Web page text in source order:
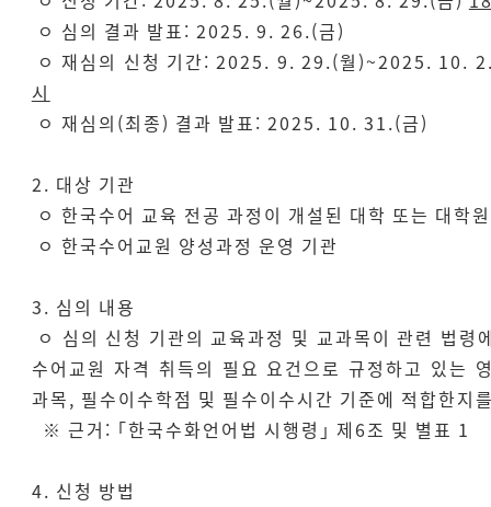
ㅇ 심의 결과 발표: 2025. 9. 26.(금)
ㅇ 재심의 신청 기간: 2025. 9. 29.(월)~2025. 10.
시
ㅇ 재심의(최종) 결과 발표: 2025. 10. 31.(금)
2. 대상 기관
ㅇ 한국수어 교육 전공 과정이 개설된 대학 또는 대학원
ㅇ 한국수어교원 양성과정 운영 기관
3. 심의 내용
ㅇ 심의 신청 기관의 교육과정 및 교과목이 관련 법령
수어교원 자격 취득의 필요 요건으로 규정하고 있는
과목, 필수이수학점 및 필수이수시간 기준에 적합한지
※ 근거: ｢한국수화언어법 시행령｣ 제6조 및 별표 1
4. 신청 방법